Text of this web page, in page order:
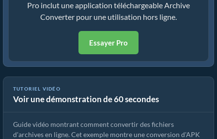
Pro inclut une application téléchargeable Archive
Converter pour une utilisation hors ligne.
Essayer Pro
TUTORIEL VIDÉO
Voir une démonstration de 60 secondes
Comment convertir des fichiers d'archives avec ezyZip
Guide vidéo montrant comment convertir des fichiers
d'archives en ligne. Cet exemple montre une conversion d'APK